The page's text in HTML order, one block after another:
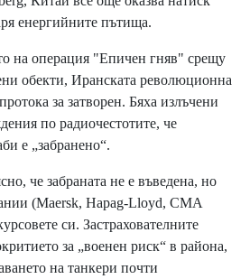
енергийните пътища.
на операция "Епичен гняв" срещу
обекти, Иранската революционна
за затворен. Бяха излъчени
по радиочестотите, че
е „забранено“.
че забраната не е въведена, но
(Maersk, Hapag-Lloyd, CMA
си. Застрахователните
за „военен риск“ в района,
на танкери почти